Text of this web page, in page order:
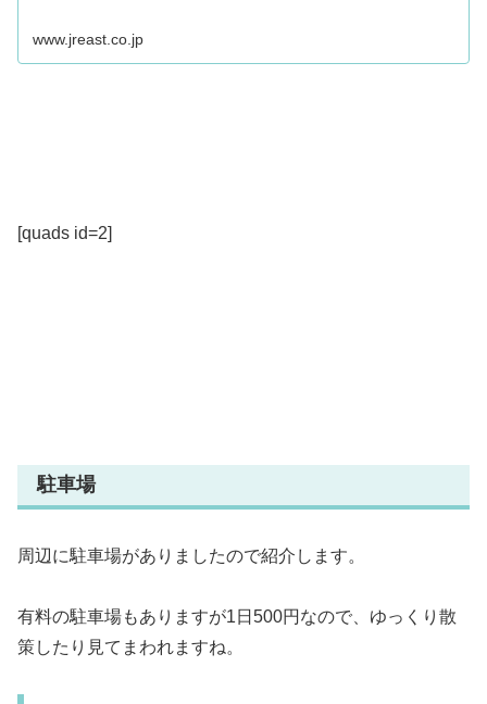
www.jreast.co.jp
[quads id=2]
駐車場
周辺に駐車場がありましたので紹介します。
有料の駐車場もありますが1日500円なので、ゆっくり散
策したり見てまわれますね。